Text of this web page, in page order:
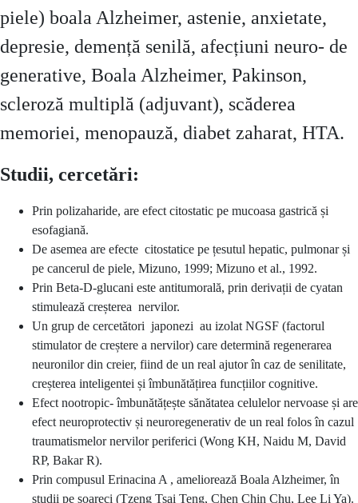
piele) boala Alzheimer, astenie, anxietate,
depresie, demență senilă, afecțiuni neuro- de
generative, Boala Alzheimer, Pakinson,
scleroză multiplă (adjuvant), scăderea
memoriei, menopauză, diabet zaharat, HTA.
Studii, cercetări:
Prin polizaharide, are efect citostatic pe mucoasa gastrică și
esofagiană.
De asemea are efecte citostatice pe țesutul hepatic, pulmonar și
pe cancerul de piele, Mizuno, 1999; Mizuno et al., 1992.
Prin Beta-D-glucani este antitumorală, prin derivații de cyatan
stimulează creșterea nervilor.
Un grup de cercetători japonezi au izolat NGSF (factorul
stimulator de creștere a nervilor) care determină regenerarea
neuronilor din creier, fiind de un real ajutor în caz de senilitate,
creșterea inteligentei și îmbunătățirea funcțiilor cognitive.
Efect nootropic- îmbunătățește sănătatea celulelor nervoase și are
efect neuroprotectiv și neuroregenerativ de un real folos în cazul
traumatismelor nervilor periferici (Wong KH, Naidu M, David
RP, Bakar R).
Prin compusul Erinacina A , ameliorează Boala Alzheimer, în
studii pe șoareci (Tzeng Tsai Teng, Chen Chin Chu, Lee Li Ya).